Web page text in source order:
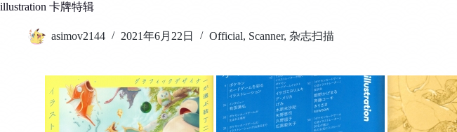
illustration 卡牌特辑
asimov2144 2021年6月22日 Official, Scanner, 杂志扫描